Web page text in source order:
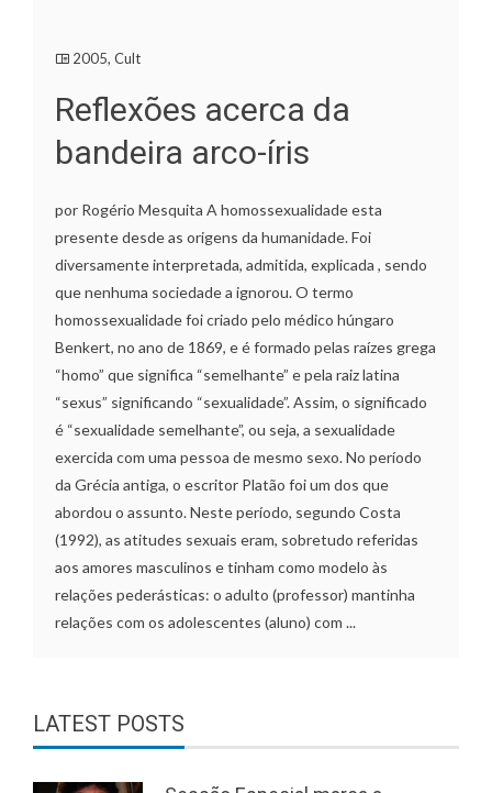
2005, Cult
Reflexões acerca da
bandeira arco-íris
por Rogério Mesquita A homossexualidade esta
presente desde as origens da humanidade. Foi
diversamente interpretada, admitida, explicada , sendo
que nenhuma sociedade a ignorou. O termo
homossexualidade foi criado pelo médico húngaro
Benkert, no ano de 1869, e é formado pelas raízes grega
“homo” que significa “semelhante” e pela raiz latina
“sexus” significando “sexualidade”. Assim, o significado
é “sexualidade semelhante”, ou seja, a sexualidade
exercida com uma pessoa de mesmo sexo. No período
da Grécia antiga, o escritor Platão foi um dos que
abordou o assunto. Neste período, segundo Costa
(1992), as atitudes sexuais eram, sobretudo referidas
aos amores masculinos e tinham como modelo às
relações pederásticas: o adulto (professor) mantinha
relações com os adolescentes (aluno) com ...
LATEST POSTS